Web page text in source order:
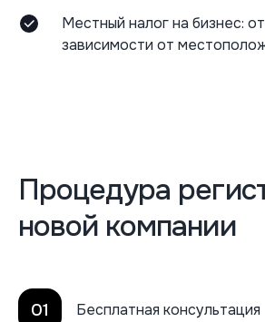
Местный налог на бизнес:
зависимости от
Процедура
новой компании
01 Бесплатная консультация